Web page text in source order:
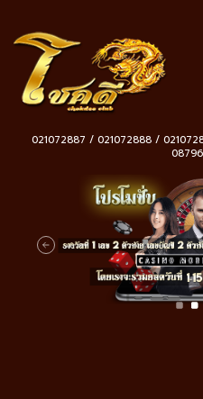
021072887 / 021072888 /